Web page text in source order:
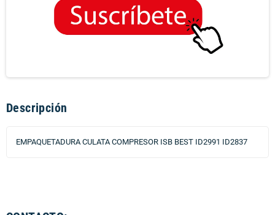
Descripción
EMPAQUETADURA CULATA COMPRESOR ISB BEST ID2991 ID2837